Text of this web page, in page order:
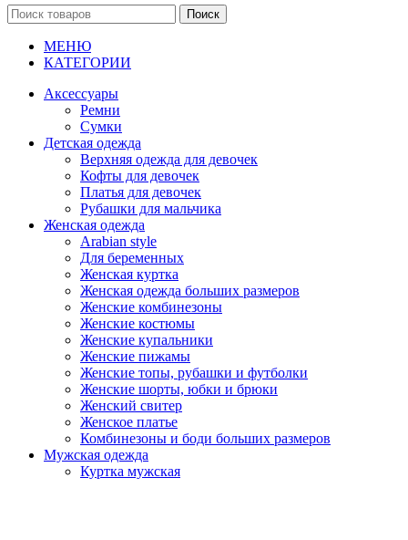
Поиск
МЕНЮ
КАТЕГОРИИ
Аксессуары
Ремни
Сумки
Детская одежда
Верхняя одежда для девочек
Кофты для девочек
Платья для девочек
Рубашки для мальчика
Женская одежда
Arabian style
Для беременных
Женская куртка
Женская одежда больших размеров
Женские комбинезоны
Женские костюмы
Женские купальники
Женские пижамы
Женские топы, рубашки и футболки
Женские шорты, юбки и брюки
Женский свитер
Женское платье
Комбинезоны и боди больших размеров
Мужская одежда
Куртка мужская